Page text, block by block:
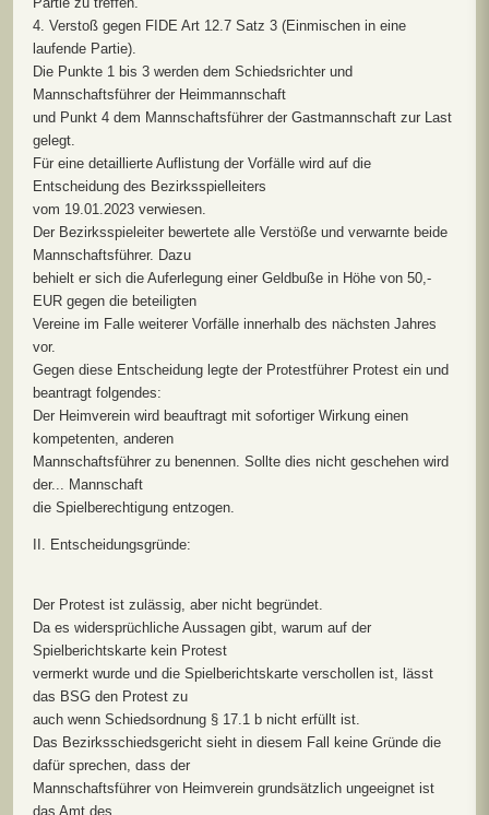
4. Verstoß gegen FIDE Art 12.7 Satz 3 (Einmischen in eine
laufende Partie).
Die Punkte 1 bis 3 werden dem Schiedsrichter und
Mannschaftsführer der Heimmannschaft
und Punkt 4 dem Mannschaftsführer der Gastmannschaft zur Last
gelegt.
Für eine detaillierte Auflistung der Vorfälle wird auf die
Entscheidung des Bezirksspielleiters
vom 19.01.2023 verwiesen.
Der Bezirksspieleiter bewertete alle Verstöße und verwarnte beide
Mannschaftsführer. Dazu
behielt er sich die Auferlegung einer Geldbuße in Höhe von 50,-
EUR gegen die beteiligten
Vereine im Falle weiterer Vorfälle innerhalb des nächsten Jahres
vor.
Gegen diese Entscheidung legte der Protestführer Protest ein und
beantragt folgendes:
Der Heimverein wird beauftragt mit sofortiger Wirkung einen
kompetenten, anderen
Mannschaftsführer zu benennen. Sollte dies nicht geschehen wird
der... Mannschaft
die Spielberechtigung entzogen.
II. Entscheidungsgründe:
Der Protest ist zulässig, aber nicht begründet.
Da es widersprüchliche Aussagen gibt, warum auf der
Spielberichtskarte kein Protest
vermerkt wurde und die Spielberichtskarte verschollen ist, lässt
das BSG den Protest zu
auch wenn Schiedsordnung § 17.1 b nicht erfüllt ist.
Das Bezirksschiedsgericht sieht in diesem Fall keine Gründe die
dafür sprechen, dass der
Mannschaftsführer von Heimverein grundsätzlich ungeeignet ist
das Amt des